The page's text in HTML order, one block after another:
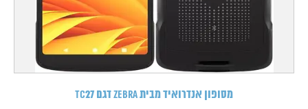
מסופון אנדרואיד מבית Zebra דגם TC27